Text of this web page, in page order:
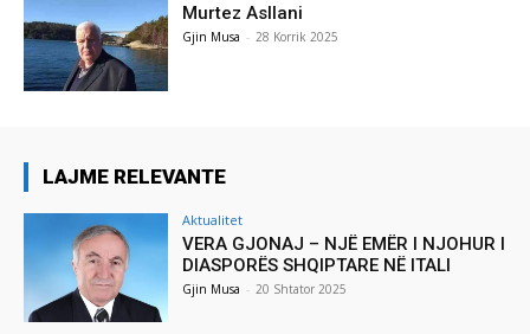
Murtez Asllani
Gjin Musa - 28 Korrik 2025
LAJME RELEVANTE
Aktualitet
VERA GJONAJ – NJË EMËR I NJOHUR I
DIASPORËS SHQIPTARE NË ITALI
Gjin Musa - 20 Shtator 2025